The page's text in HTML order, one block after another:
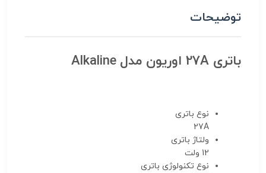
توضیحات
باتری 27A اوریون مدل Alkaline
نوع باتری
27A
ولتاژ باتری
12 ولت
نوع تکنولوژی باتری